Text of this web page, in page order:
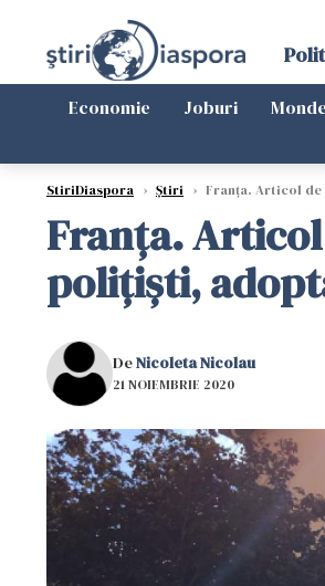
Economie Joburi
StiriDiaspora › Știri › Franța. Articol
Franța.
poliţişti,
DeNicoleta Nicolau
21 NOIEMBRIE 2020